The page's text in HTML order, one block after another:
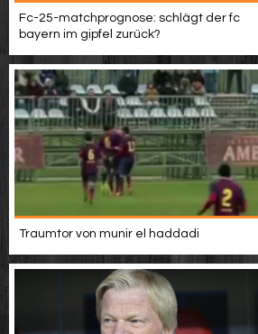
Fc-25-matchprognose: schlägt der fc
bayern im gipfel zurück?
Traumtor von munir el haddadi